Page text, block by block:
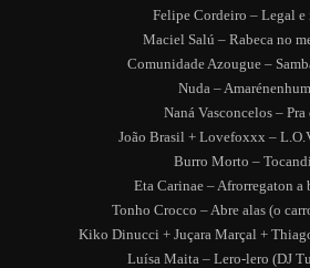
Felipe Cordeiro – Legal e
Maciel Salú – Rabeca no
Comunidade Azougue –
Nuda –
Naná Vasconcelos – Pra
João Brasil + Lovefoxxx –
Burro Morto –
Eta Carinae – Afrorregaton a
Tonho Crocco – Abre alas (o
Kiko Dinucci + Juçara Marçal +
Luísa Maita – Lero-lero (DJ